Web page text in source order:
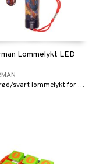
Lommelykt LED
En kul rød/svart lommelykt for morsomme leker!